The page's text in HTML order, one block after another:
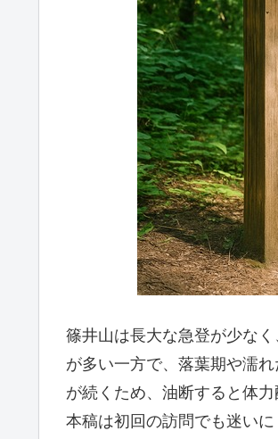
篠井山は長大な急登が少な
が多い一方で、落葉期や濡
が続くため、油断すると体力
本稿は初回の訪問でも迷い